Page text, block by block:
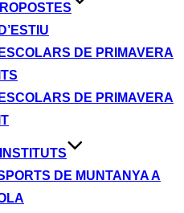
DE PRIMAVERA
DE PRIMAVERA
DE MUNTANYA A